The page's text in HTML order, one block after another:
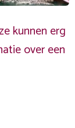
kunnen erg
over een